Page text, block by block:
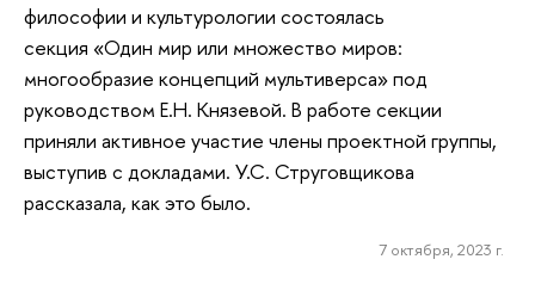
философии и культурологии состоялась
секция «Один мир или множество миров:
многообразие концепций мультиверса» под
руководством Е.Н. Князевой. В работе секции
приняли активное участие члены проектной группы,
выступив с докладами. У.С. Струговщикова
рассказала, как это было.
7 октября, 2023 г.